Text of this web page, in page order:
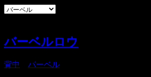
バーベルロウ
背中 バーベル